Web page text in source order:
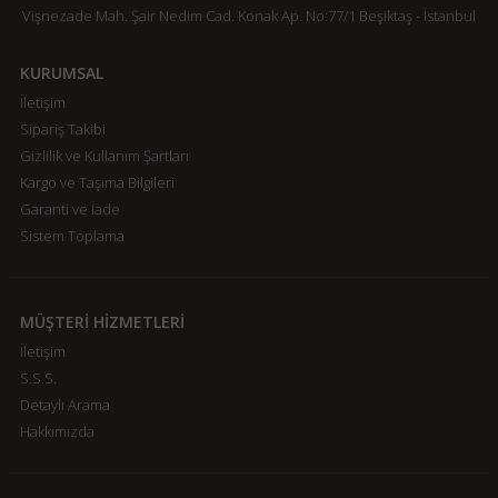
Vişnezade Mah. Şair Nedim Cad. Konak Ap. No:77/1 Beşiktaş - İstanbul
KURUMSAL
İletişim
Sipariş Takibi
Gizlilik ve Kullanım Şartları
Kargo ve Taşıma Bilgileri
Garanti ve İade
Sistem Toplama
MÜŞTERİ HİZMETLERİ
İletişim
S.S.S.
Detaylı Arama
Hakkımızda